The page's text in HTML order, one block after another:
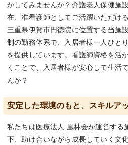
かしてみませんか？介護老人保健施
在、准看護師としてご活躍いただけ
三重県伊賀市円徳院に位置する当施
制の勤務体系で、入居者様一人ひと
を提供しています。看護師資格を活
くことで、入居者様が安心して生活
んか？
安定した環境のもと、スキルア
私たちは医療法人 凰林会が運営する
下、助け合いながら成長していく文